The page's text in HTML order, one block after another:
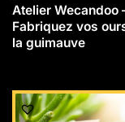
Atelier Wecandoo
Fabriquez vos
la guimauve